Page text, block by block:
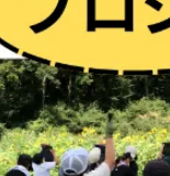
書籍
チャ